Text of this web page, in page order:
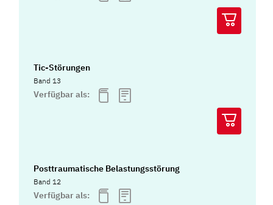
Tic-Störungen
Band 13
Verfügbar als:
Posttraumatische Belastungsstörung
Band 12
Verfügbar als: